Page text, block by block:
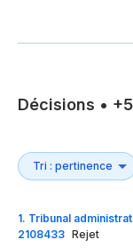
Décisions •
1. Tribunal
2108433 Rejet